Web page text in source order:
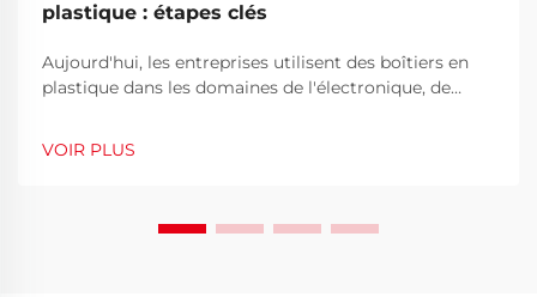
plastique : étapes clés
Aujourd'hui, les entreprises utilisent des boîtiers en
plastique dans les domaines de l'électronique, de
répandue des boîtiers en plastique sur le marché
VOIR PLUS